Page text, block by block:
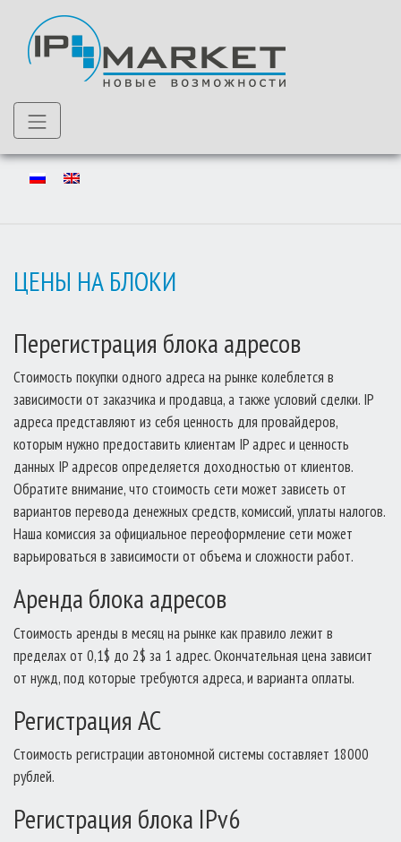
content
ЦЕНЫ НА БЛОКИ
Перегистрация блока адресов
Стоимость покупки одного адреса на рынке колеблется в
зависимости от заказчика и продавца, а также условий сделки. IP
адреса представляют из себя ценность для провайдеров,
которым нужно предоставить клиентам IP адрес и ценность
данных IP адресов определяется доходностью от клиентов.
Обратите внимание, что стоимость сети может зависеть от
вариантов перевода денежных средств, комиссий, уплаты налогов.
Наша комиссия за официальное переоформление сети может
варьироваться в зависимости от объема и сложности работ.
Аренда блока адресов
Стоимость аренды в месяц на рынке как правило лежит в
пределах от 0,1$ до 2$ за 1 адрес. Окончательная цена зависит
от нужд, под которые требуются адреса, и варианта оплаты.
Регистрация АС
Стоимость регистрации автономной системы составляет 18000
рублей.
Регистрация блока IPv6